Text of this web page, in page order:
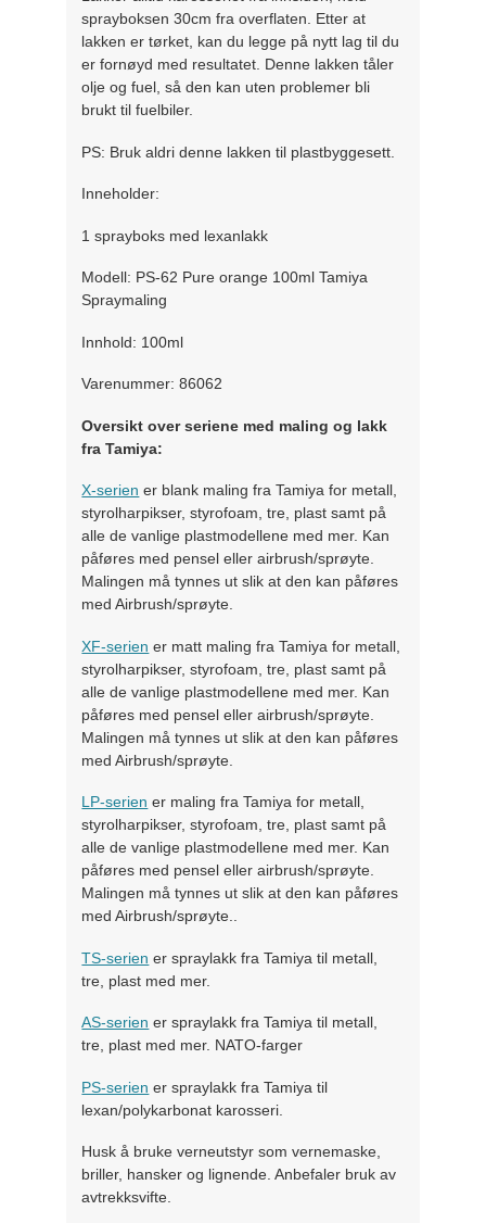
sprayboksen 30cm fra overflaten. Etter at
lakken er tørket, kan du legge på nytt lag til du
er fornøyd med resultatet. Denne lakken tåler
olje og fuel, så den kan uten problemer bli
brukt til fuelbiler.
PS: Bruk aldri denne lakken til plastbyggesett.
Inneholder:
1 sprayboks med lexanlakk
Modell: PS-62 Pure orange 100ml Tamiya
Spraymaling
Innhold: 100ml
Varenummer: 86062
Oversikt over seriene med maling og lakk
fra Tamiya:
X-serien er blank maling fra Tamiya for metall,
styrolharpikser, styrofoam, tre, plast samt på
alle de vanlige plastmodellene med mer. Kan
påføres med pensel eller airbrush/sprøyte.
Malingen må tynnes ut slik at den kan påføres
med Airbrush/sprøyte.
XF-serien er matt maling fra Tamiya for metall,
styrolharpikser, styrofoam, tre, plast samt på
alle de vanlige plastmodellene med mer. Kan
påføres med pensel eller airbrush/sprøyte.
Malingen må tynnes ut slik at den kan påføres
med Airbrush/sprøyte.
LP-serien er maling fra Tamiya for metall,
styrolharpikser, styrofoam, tre, plast samt på
alle de vanlige plastmodellene med mer. Kan
påføres med pensel eller airbrush/sprøyte.
Malingen må tynnes ut slik at den kan påføres
med Airbrush/sprøyte..
TS-serien er spraylakk fra Tamiya til metall,
tre, plast med mer.
AS-serien er spraylakk fra Tamiya til metall,
tre, plast med mer. NATO-farger
PS-serien er spraylakk fra Tamiya til
lexan/polykarbonat karosseri.
Husk å bruke verneutstyr som vernemaske,
briller, hansker og lignende. Anbefaler bruk av
avtrekksvifte.